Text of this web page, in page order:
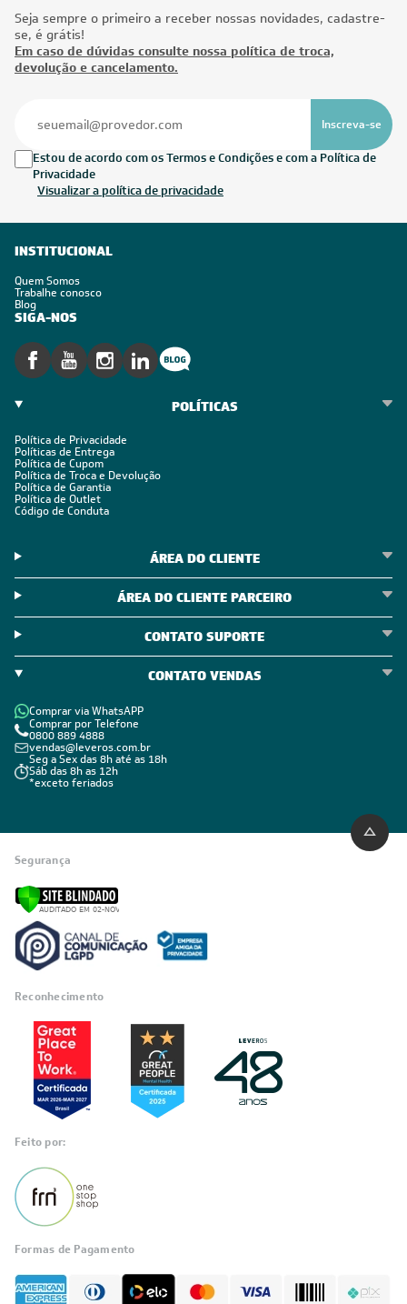
Seja sempre o primeiro a receber nossas novidades, cadastre-
se, é grátis!
Em caso de dúvidas consulte nossa política de troca,
devolução e cancelamento.
Inscreva-se
Estou de acordo com os Termos e Condições e com a Política de
Privacidade
Visualizar a política de privacidade
INSTITUCIONAL
Quem Somos
Trabalhe conosco
Blog
SIGA-NOS
POLÍTICAS
Política de Privacidade
Políticas de Entrega
Política de Cupom
Política de Troca e Devolução
Política de Garantia
Política de Outlet
Código de Conduta
ÁREA DO CLIENTE
ÁREA DO CLIENTE PARCEIRO
CONTATO SUPORTE
CONTATO VENDAS
Comprar via WhatsAPP
Comprar por Telefone
0800 889 4888
vendas@leveros.com.br
Seg a Sex das 8h até as 18h
Sáb das 8h as 12h
*exceto feriados
Segurança
Reconhecimento
Feito por:
Formas de Pagamento
Fale com a LIA